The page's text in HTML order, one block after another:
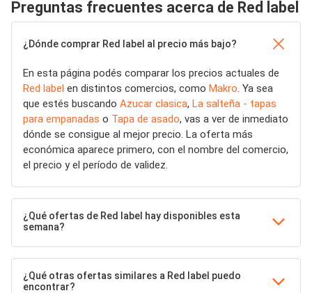
Preguntas frecuentes acerca de Red label
¿Dónde comprar Red label al precio más bajo?
En esta página podés comparar los precios actuales de
Red label en distintos comercios, como Makro. Ya sea
que estés buscando Azucar clasica, La salteña - tapas
para empanadas o Tapa de asado, vas a ver de inmediato
dónde se consigue al mejor precio. La oferta más
económica aparece primero, con el nombre del comercio,
el precio y el período de validez.
¿Qué ofertas de Red label hay disponibles esta
semana?
¿Qué otras ofertas similares a Red label puedo
encontrar?